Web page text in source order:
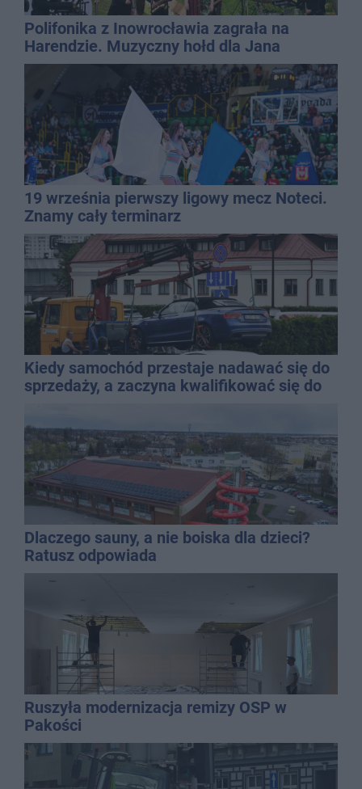
Polifonika z Inowrocławia zagrała na
Harendzie. Muzyczny hołd dla Jana
Kasprowicza
19 września pierwszy ligowy mecz Noteci.
Znamy cały terminarz
Kiedy samochód przestaje nadawać się do
sprzedaży, a zaczyna kwalifikować się do
Dlaczego sauny, a nie boiska dla dzieci?
Ratusz odpowiada
Ruszyła modernizacja remizy OSP w
Pakości